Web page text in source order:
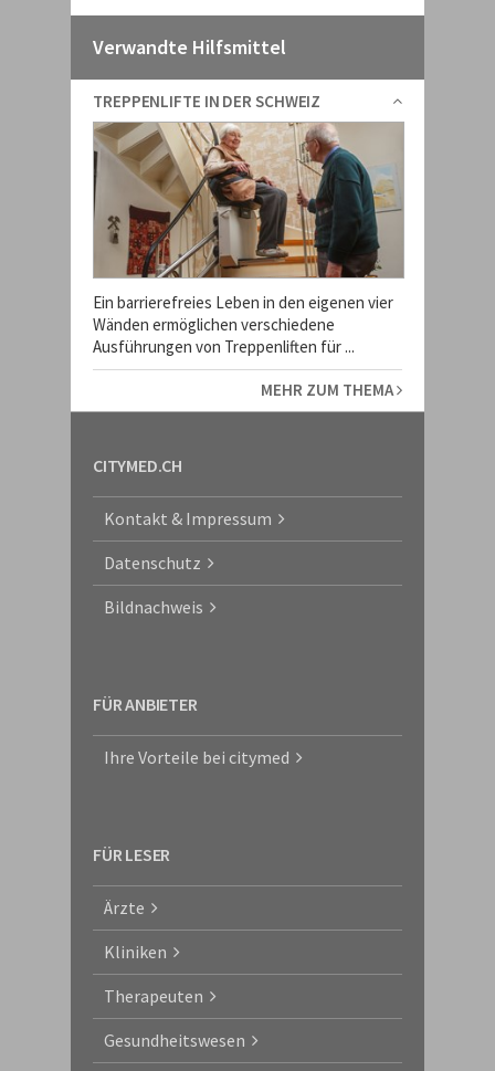
Verwandte Hilfsmittel
TREPPENLIFTE IN DER SCHWEIZ
Ein barrierefreies Leben in den eigenen vier
Wänden ermöglichen verschiedene
Ausführungen von Treppenliften für ...
MEHR ZUM THEMA
CITYMED.CH
Kontakt & Impressum
Datenschutz
Bildnachweis
FÜR ANBIETER
Ihre Vorteile bei citymed
FÜR LESER
Ärzte
Kliniken
Therapeuten
Gesundheitswesen